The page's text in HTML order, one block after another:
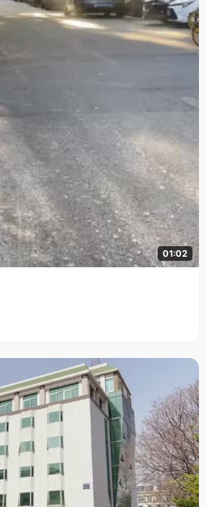
01:02